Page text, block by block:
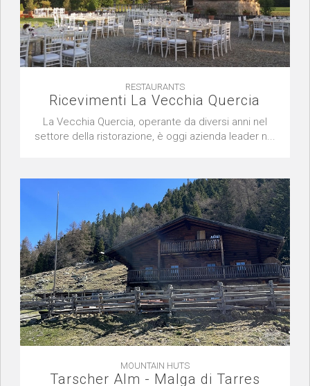
RESTAURANTS
Ricevimenti La Vecchia Quercia
La Vecchia Quercia, operante da diversi anni nel
settore della ristorazione, è oggi azienda leader n...
MOUNTAIN HUTS
Tarscher Alm - Malga di Tarres